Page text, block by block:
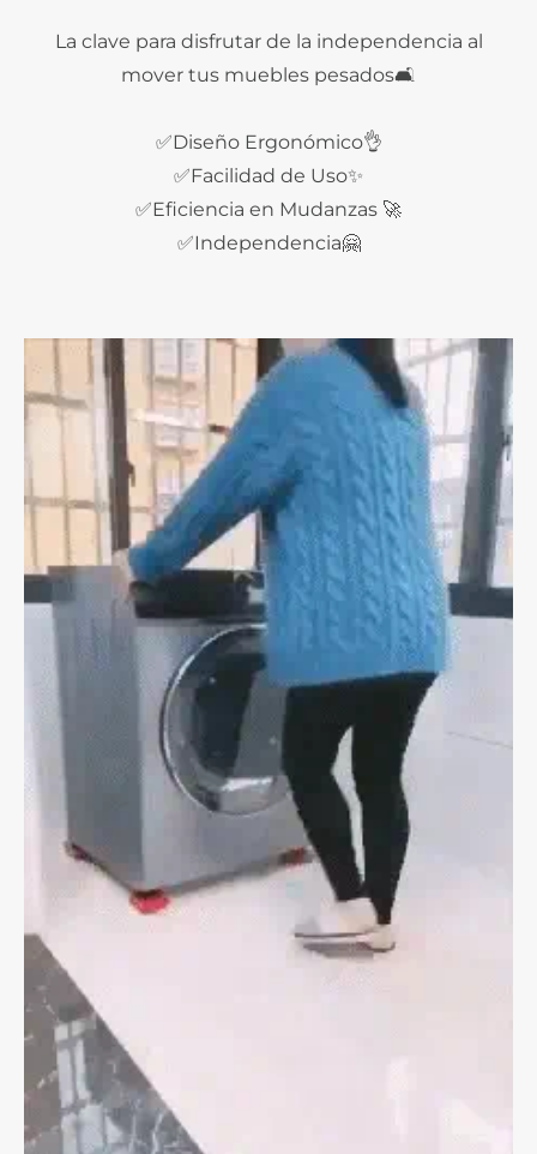
La clave para disfrutar de la independencia al
mover tus muebles pesados🛋️
✅Diseño Ergonómico👌
✅Facilidad de Uso✨
✅Eficiencia en Mudanzas 🚀
✅Independencia🤗